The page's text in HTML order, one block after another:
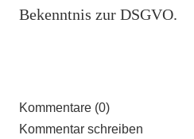
Bekenntnis zur DSGVO.
Kommentare (0)
Kommentar schreiben